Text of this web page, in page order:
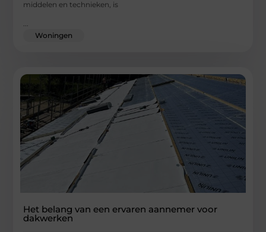
middelen en technieken, is
...
Woningen
Het belang van een ervaren aannemer voor
dakwerken